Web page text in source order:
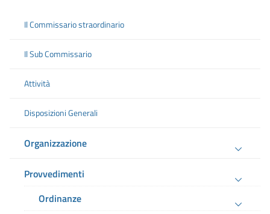
Il Commissario straordinario
Il Sub Commissario
Attività
Disposizioni Generali
Organizzazione
Provvedimenti
Ordinanze